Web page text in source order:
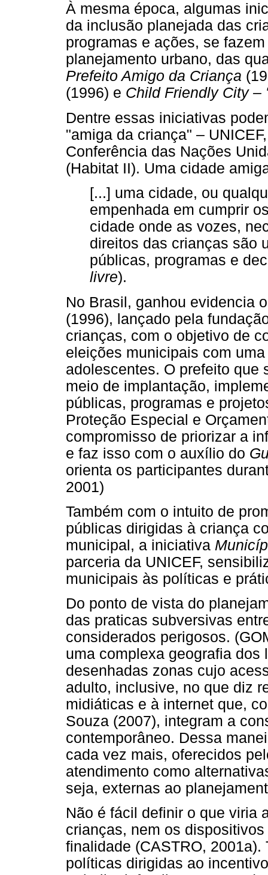
À mesma época, algumas
da inclusão planejada das
programas e ações, se
planejamento urbano, das
Prefeito Amigo da Criança
(1996) e Child Friendly City –
Dentre essas iniciativas
"amiga da criança" –
Conferência das Nações
(Habitat II). Uma cidade
[...] uma cidade, ou
empenhada em cumprir
cidade onde as vozes,
direitos das crianças são
públicas, programas e
livre).
No Brasil, ganhou evidencia
(1996), lançado pela
crianças, com o objetivo de
eleições municipais com
adolescentes. O prefeito que
meio de implantação,
públicas, programas e
Proteção Especial e
compromisso de priorizar a
e faz isso com o auxílio do
orienta os participantes
2001)
Também com o intuito de
públicas dirigidas à criança
municipal, a iniciativa
parceria da UNICEF,
municipais às políticas e
Do ponto de vista do
das praticas subversivas
considerados perigosos.
uma complexa geografia
desenhadas zonas cujo
adulto, inclusive, no que diz
midiáticas e à internet que,
Souza (2007), integram a
contemporâneo. Dessa
cada vez mais, oferecidos
atendimento como
seja, externas ao
Não é fácil definir o que viria
crianças, nem os
finalidade (CASTRO,
políticas dirigidas ao